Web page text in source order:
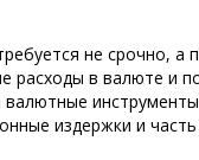
не срочно,
расходы в валюте и
издержки и